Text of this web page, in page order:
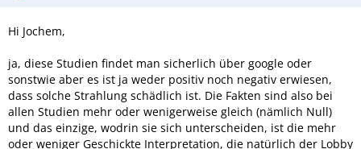
Hi Jochem,
ja, diese Studien findet man sicherlich über google oder
sonstwie aber es ist ja weder positiv noch negativ erwiesen,
dass solche Strahlung schädlich ist. Die Fakten sind also bei
allen Studien mehr oder wenigerweise gleich (nämlich Null)
und das einzige, wodrin sie sich unterscheiden, ist die mehr
oder weniger Geschickte Interpretation, die natürlich der Lobby